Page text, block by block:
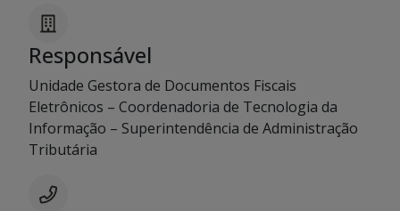
Responsável
Unidade Gestora de Documentos Fiscais
Eletrônicos – Coordenadoria de Tecnologia da
Informação – Superintendência de Administração
Tributária